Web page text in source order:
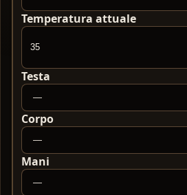
Temperatura attuale
Testa
Corpo
Mani